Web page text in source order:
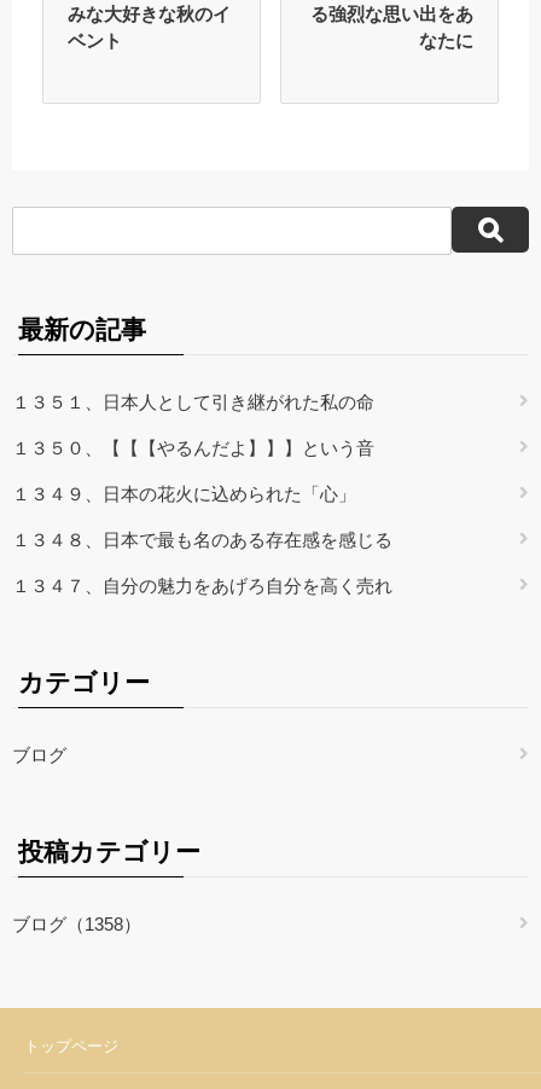
みな大好きな秋のイ
ベント
る強烈な思い出をあ
なたに
最新の記事
１３５１、日本人として引き継がれた私の命
１３５０、【【【やるんだよ】】】という音
１３４９、日本の花火に込められた「心」
１３４８、日本で最も名のある存在感を感じる
１３４７、自分の魅力をあげろ自分を高く売れ
カテゴリー
ブログ
投稿カテゴリー
ブログ（1358）
トップページ